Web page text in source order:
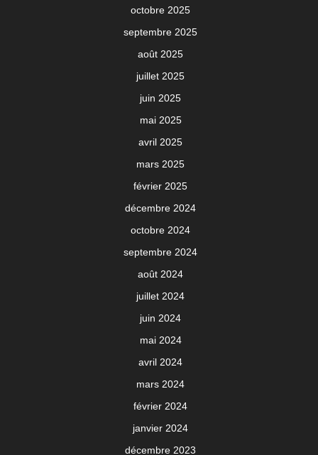
octobre 2025
septembre 2025
août 2025
juillet 2025
juin 2025
mai 2025
avril 2025
mars 2025
février 2025
décembre 2024
octobre 2024
septembre 2024
août 2024
juillet 2024
juin 2024
mai 2024
avril 2024
mars 2024
février 2024
janvier 2024
décembre 2023